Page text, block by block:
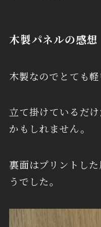
木製パネルの感想
木製なのでとても軽
立て掛けているだ
かもしれません。
裏面はプリントし
うでした。